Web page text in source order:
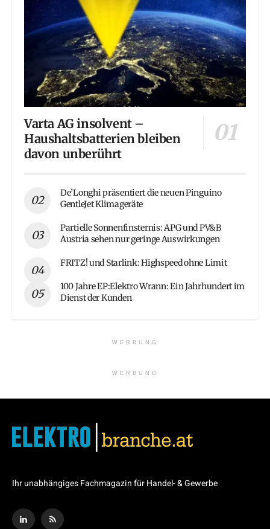
Varta AG insolvent –
Haushaltsbatterien bleiben
davon unberührt
De’Longhi präsentiert die neuen Pinguino
GentleJet Klimageräte
Partielle Sonnenfinsternis: APG und PV&B
Austria sehen nur geringe Auswirkungen
FRITZ! und Starlink: Highspeed ohne Limit
100 Jahre EP:Elektro Wrann: Ein Jahrhundert im
Dienst der Kunden
WERBUNG
WERBUNG
Ihr unabhängiges Fachmagazin für Handel- & Gewerbe